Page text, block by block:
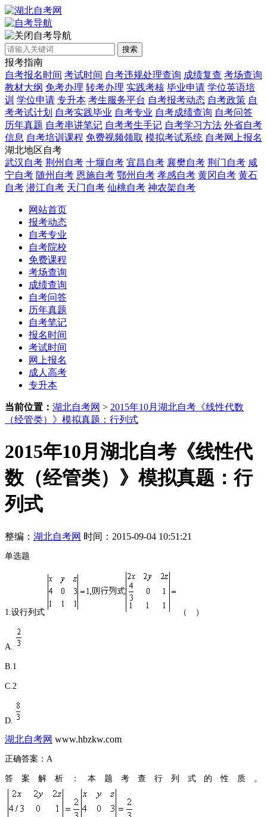
自考导航
搜索
报考指南
自考报名时间 考试时间 自考违规处理查询 成绩复查 考场查询
教材大纲 免考办理 转考办理 实践考核 毕业申请 学位英语培
训 学位申请 专升本 考生服务平台 自考报考动态 自考政策 自
考考试计划 自考实践毕业 自考专业 自考成绩查询 自考问答
历年真题 自考串讲笔记 自考考生手记 自考学习方法 外省自考
信息 自考培训课程 免费视频领取 模拟考试系统 自考网上报名
湖北地区自考
武汉自考 荆州自考 十堰自考 宜昌自考 襄樊自考 荆门自考 咸
宁自考 随州自考 恩施自考 鄂州自考 孝感自考 黄冈自考 黄石
自考 潜江自考 天门自考 仙桃自考 神农架自考
网站首页
报考动态
自考专业
自考院校
免费课程
考场查询
成绩查询
自考问答
历年真题
自考笔记
报名时间
考试时间
网上报名
成人高考
专升本
当前位置： 湖北自考网 > 2015年10月湖北自考《线性代数
（经管类）》模拟真题：行列式
2015年10月湖北自考《线性代
数（经管类）》模拟真题：行
列式
整编： 湖北自考网 时间：2015-09-04 10:51:21
单选题
1.设行列式 （ ）
A.
B.1
C.2
D.
湖北自考网 www.hbzkw.com
正确答案： A
答案解析：本题考查行列式的性质。